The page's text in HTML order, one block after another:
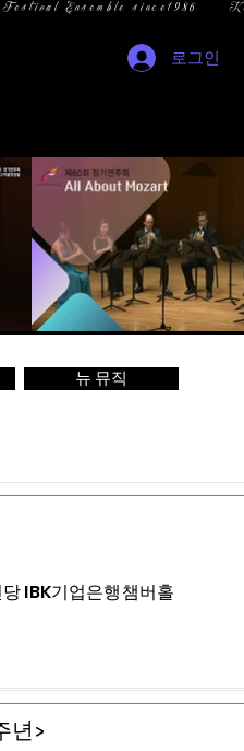
로그인
뉴 뮤직
IBK기업은행챔버홀
년>